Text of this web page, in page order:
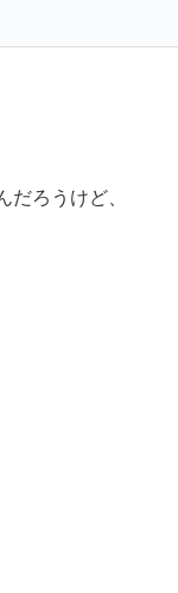
ろうけど、